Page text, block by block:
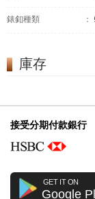
錶釦種類 ：
庫存
接受分期付款銀行
GET IT ON
Google